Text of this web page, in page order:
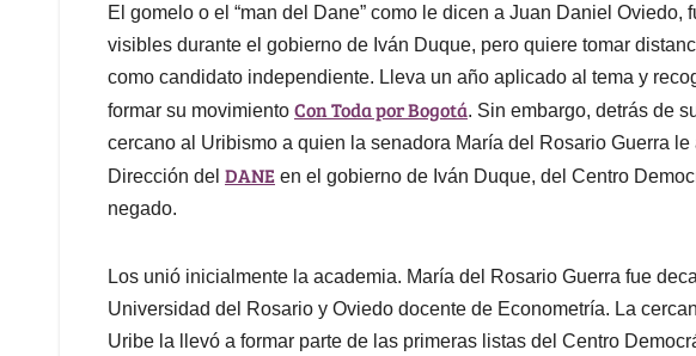
A
p
p
o
o
k
d
I
n
d
s
El gomelo o el “man del Dane” como le dicen a Juan Daniel Oviedo,
visibles durante el gobierno de Iván Duque, pero quiere tomar
como candidato independiente. Lleva un año aplicado al tema y
formar su movimiento Con Toda por Bogotá. Sin embargo, detrás de
cercano al Uribismo a quien la senadora María del Rosario Guerra
Dirección del DANE en el gobierno de Iván Duque, del Centro
negado.
Los unió inicialmente la academia. María del Rosario Guerra fue
Universidad del Rosario y Oviedo docente de Econometría. La
Uribe la llevó a formar parte de las primeras listas del Centro